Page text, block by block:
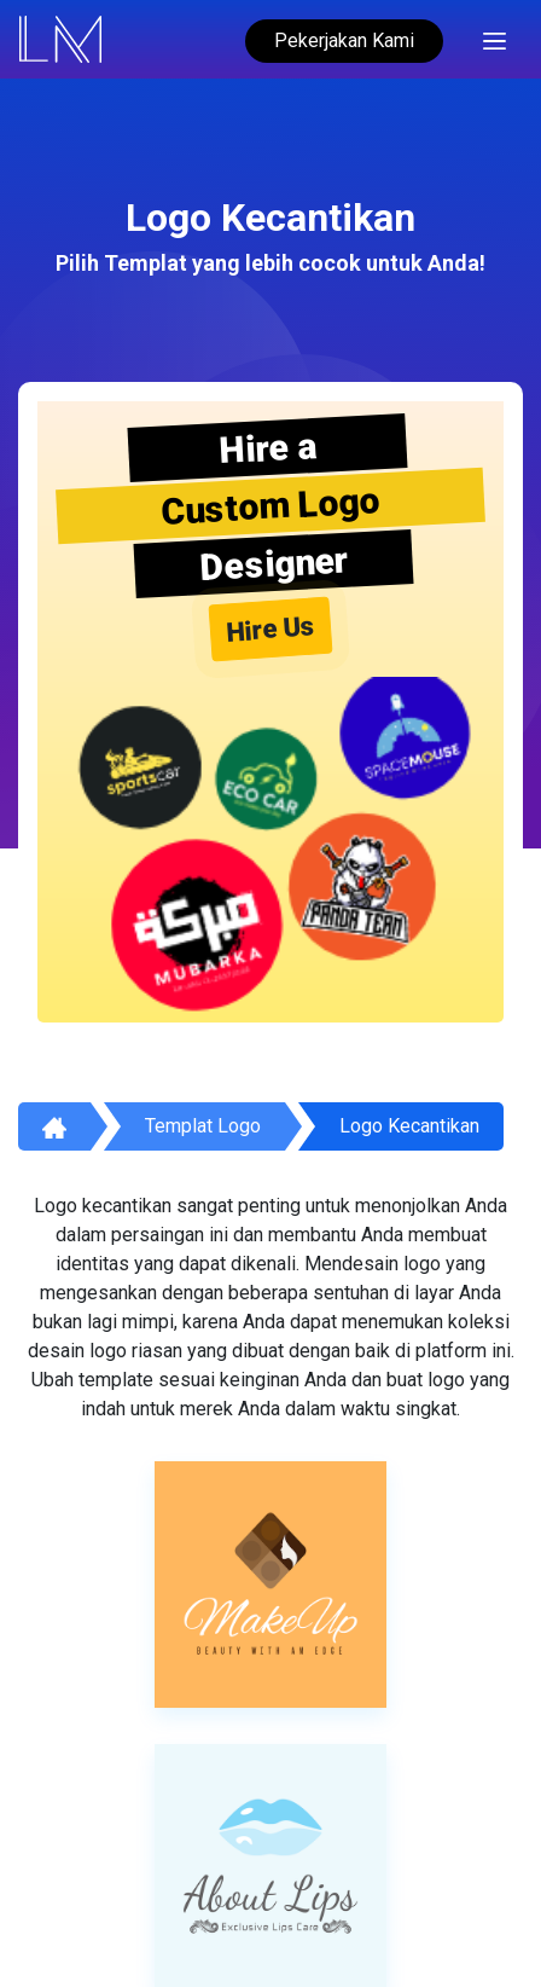
Pekerjakan Kami
Logo Kecantikan
Pilih Templat yang lebih cocok untuk Anda!
Hire a
Custom Logo
Designer
Hire Us
Templat Logo Logo Kecantikan
Logo kecantikan sangat penting untuk menonjolkan Anda
dalam persaingan ini dan membantu Anda membuat
identitas yang dapat dikenali. Mendesain logo yang
mengesankan dengan beberapa sentuhan di layar Anda
bukan lagi mimpi, karena Anda dapat menemukan koleksi
desain logo riasan yang dibuat dengan baik di platform ini.
Ubah template sesuai keinginan Anda dan buat logo yang
indah untuk merek Anda dalam waktu singkat.